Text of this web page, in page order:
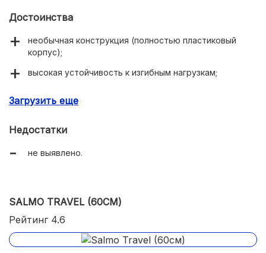
Достоинства
необычная конструкция (полностью пластиковый
корпус);
высокая устойчивость к изгибным нагрузкам;
деформации основного материала;
Загрузить еще
Недостатки
не выявлено.
SALMO TRAVEL (60СМ)
Рейтинг 4.6